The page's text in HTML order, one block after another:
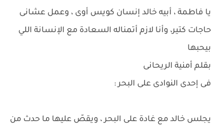
يا فاطمة ، أبيه خالد إنسان كويس أوى ، وعمل عشانى
حاجات كتير، وأنا لازم أتمناله السعادة مع الإنسانة اللي
بيحبها
بقلم أمنية الريحانى
فى إحدى النوادى على البحر :
يجلس خالد مع غادة على البحر ، ويقصّ عليها ما حدث من